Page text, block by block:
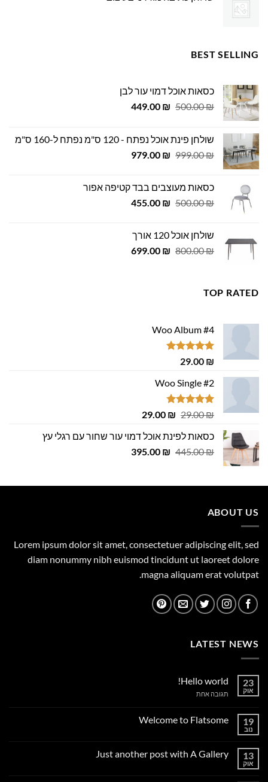
BEST SELLING
כסאות אוכל דמוי עור לבן
500.00₪
המחיר
500.00 ₪.
449.00 ₪
המחיר
449.00 ₪.שולחן פינת אוכל נפתח - 120 ס"מ נפתח ל-160 ס"מ
999.00₪
המחיר
999.00 ₪.
979.00 ₪
המחיר
979.00 ₪.
כסאות מעוצבים בבד קטיפה אפור
500.00₪
המחיר
500.00 ₪.
455.00 ₪
המחיר
שולחן אוכל 120 אורך
800.00₪
המחיר
699.00 ₪
המחיר
TOP RATED
Woo Album #4
דורג5.00
29.00 ₪
Woo Single #2
דורג4.75
29.00₪
המחיר
היה:
29.00 ₪.
29.00 ₪
המחיר
הוא:
29.00 ₪.
כסאות לפינת אוכל דמוי עור שחור עם רגלי עץ
445.00₪
המחיר
445.00 ₪.
395.00 ₪
המחיר
395.00 ₪.
ABOUT US
Lorem ipsum dolor sit amet, consectetuer adipiscing elit, sed
diam nonummy nibh euismod tincidunt ut laoreet dolore
magna aliquam erat volutpat.
LATEST NEWS
23
אוק
Hello world!
תגובה אחתעל
19
נוב
Welcome to Flatsome
Welcome
13
אוק
Just another post with A Gallery